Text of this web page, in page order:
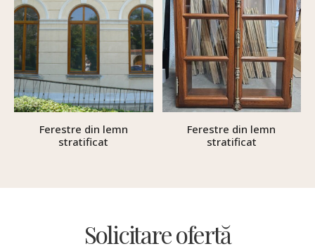
Ferestre din lemn
stratificat
Ferestre din lemn
stratificat
Solicitare ofertă